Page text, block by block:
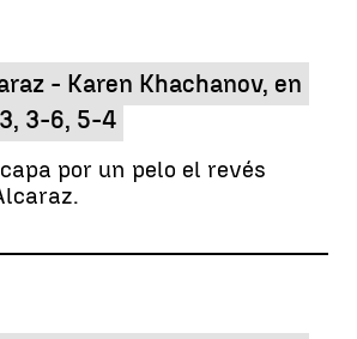
- Karen Khachanov, en
3-6, 5-4
por un pelo el revés